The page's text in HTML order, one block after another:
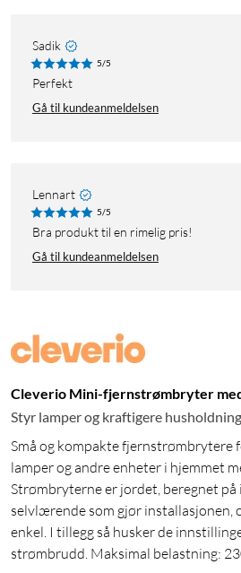
Sadik
5/5
Perfekt
Gå til kundeanmeldelsen
Lennart
5/5
Bra produkt til en rimelig pris!
Gå til kundeanmeldelsen
Cleverio Mini-fjernstrømbryter
Styr lamper og kraftigere
Små og kompakte fjernstrømbrytere
lamper og andre enheter i hjemmet
Strømbryterne er jordet, beregnet
selvlærende som gjør installasjonen,
enkel. I tillegg så husker de
strømbrudd. Maksimal belastning: